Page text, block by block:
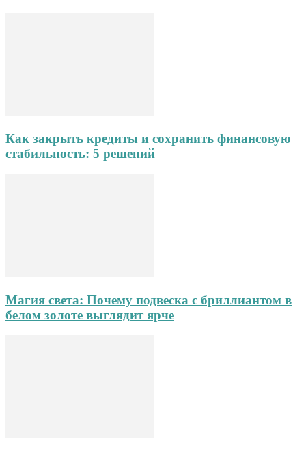
Как закрыть кредиты и сохранить финансовую
стабильность: 5 решений
Магия света: Почему подвеска с бриллиантом в
белом золоте выглядит ярче